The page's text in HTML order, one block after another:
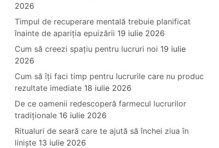
2026
Timpul de recuperare mentală trebuie planificat
înainte de apariția epuizării 19 iulie 2026
Cum să creezi spațiu pentru lucruri noi 19 iulie
2026
Cum să îți faci timp pentru lucrurile care nu produc
rezultate imediate 18 iulie 2026
De ce oamenii redescoperă farmecul lucrurilor
tradiționale 16 iulie 2026
Ritualuri de seară care te ajută să închei ziua în
liniște 13 iulie 2026